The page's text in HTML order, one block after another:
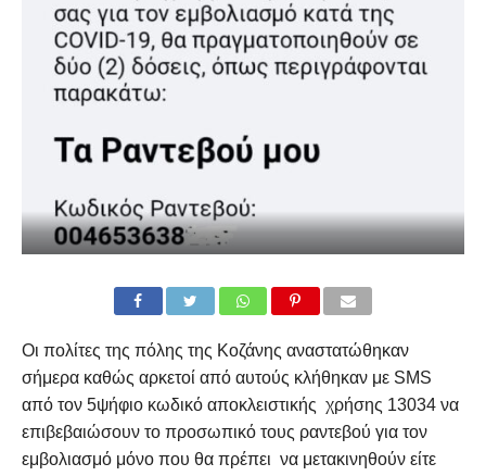
Οι πολίτες της πόλης της Κοζάνης αναστατώθηκαν
σήμερα καθώς αρκετοί από αυτούς κλήθηκαν με SMS
από τον 5ψήφιο κωδικό αποκλειστικής χρήσης 13034 να
επιβεβαιώσουν το προσωπικό τους ραντεβού για τον
εμβολιασμό μόνο που θα πρέπει να μετακινηθούν είτε